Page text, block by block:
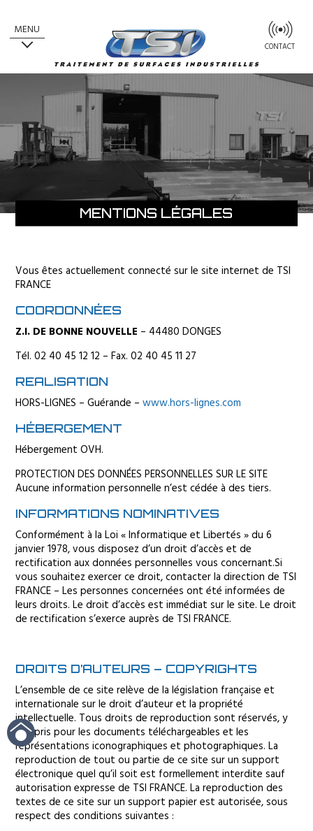
MENU
CONTACT
MENTIONS LÉGALES
Vous êtes actuellement connecté sur le site internet de TSI
FRANCE
COORDONNÉES
Z.I. DE BONNE NOUVELLE – 44480 DONGES
Tél. 02 40 45 12 12 – Fax. 02 40 45 11 27
REALISATION
HORS-LIGNES – Guérande –www.hors-lignes.com
HÉBERGEMENT
Hébergement OVH.
PROTECTION DES DONNÉES PERSONNELLES SUR LE SITE
Aucune information personnelle n’est cédée à des tiers.
INFORMATIONS NOMINATIVES
Conformément à la Loi « Informatique et Libertés » du 6
janvier 1978, vous disposez d’un droit d’accès et de
rectification aux données personnelles vous concernant.Si
vous souhaitez exercer ce droit, contacter la direction de TSI
FRANCE – Les personnes concernées ont été informées de
leurs droits. Le droit d’accès est immédiat sur le site. Le droit
de rectification s’exerce auprès de TSI FRANCE.
DROITS D’AUTEURS – COPYRIGHTS
L’ensemble de ce site relève de la législation française et
internationale sur le droit d’auteur et la propriété
intellectuelle. Tous droits de reproduction sont réservés, y
compris pour les documents téléchargeables et les
représentations iconographiques et photographiques. La
reproduction de tout ou partie de ce site sur un support
électronique quel qu’il soit est formellement interdite sauf
autorisation expresse de TSI FRANCE. La reproduction des
textes de ce site sur un support papier est autorisée, sous
respect des conditions suivantes :